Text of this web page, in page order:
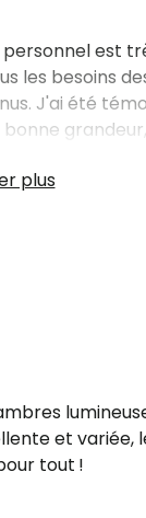
est
besoins
J'ai été
et
tout !